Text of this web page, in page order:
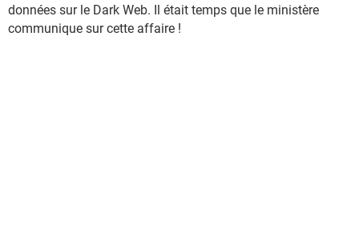
données sur le Dark Web. Il était temps que le ministère
communique sur cette affaire !